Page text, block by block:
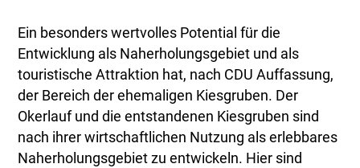
Ein besonders wertvolles Potential für die
Entwicklung als Naherholungsgebiet und als
touristische Attraktion hat, nach CDU Auffassung,
der Bereich der ehemaligen Kiesgruben. Der
Okerlauf und die entstandenen Kiesgruben sind
nach ihrer wirtschaftlichen Nutzung als erlebbares
Naherholungsgebiet zu entwickeln. Hier sind